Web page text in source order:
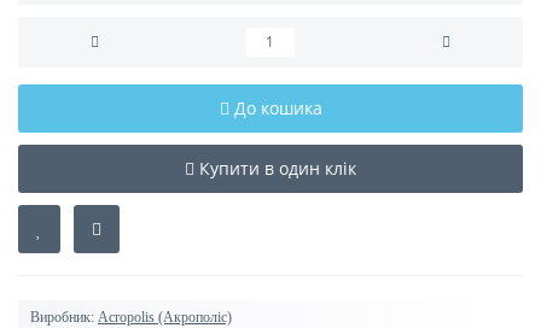
До кошика
Купити в один клік
Виробник: Acropolis (Акрополіс)